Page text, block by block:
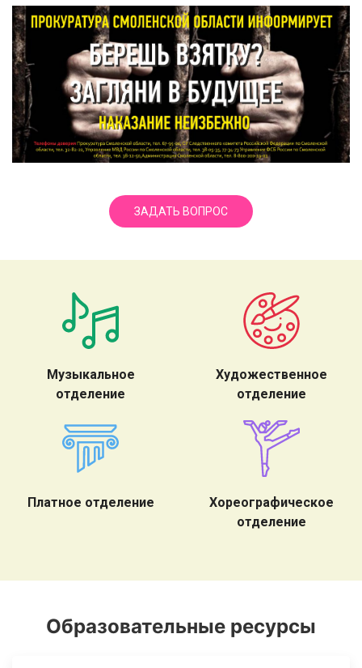
ЗАДАТЬ ВОПРОС
Музыкальное
отделение
Художественное
отделение
Платное отделение
Хореографическое
отделение
Образовательные ресурсы